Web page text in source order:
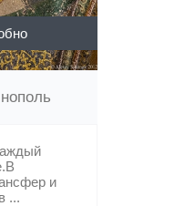
и
...